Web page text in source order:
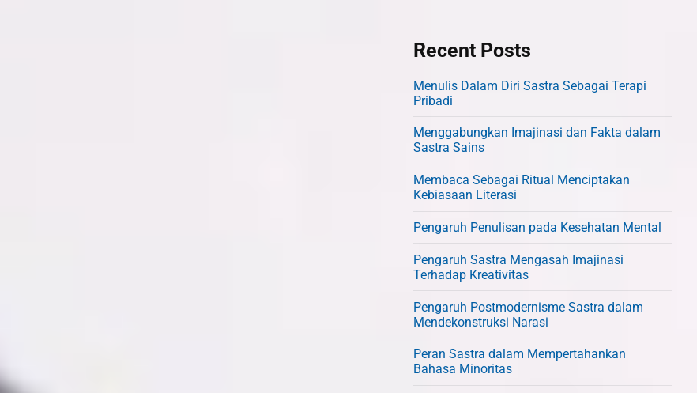
Recent Posts
Menulis Dalam Diri Sastra Sebagai Terapi
Pribadi
Menggabungkan Imajinasi dan Fakta dalam
Sastra Sains
Membaca Sebagai Ritual Menciptakan
Kebiasaan Literasi
Pengaruh Penulisan pada Kesehatan Mental
Pengaruh Sastra Mengasah Imajinasi
Terhadap Kreativitas
Pengaruh Postmodernisme Sastra dalam
Mendekonstruksi Narasi
Peran Sastra dalam Mempertahankan
Bahasa Minoritas